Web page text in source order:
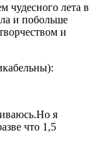
чудесного лета в
и побольше
и
я
что 1,5